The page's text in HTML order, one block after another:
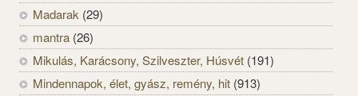
Madarak (29)
mantra (26)
Mikulás, Karácsony, Szilveszter, Húsvét (191)
Mindennapok, élet, gyász, remény, hit (913)